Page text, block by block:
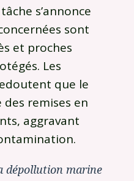
s’annonce
sont
et proches
Les
que le
remises en
aggravant
dépollution marine